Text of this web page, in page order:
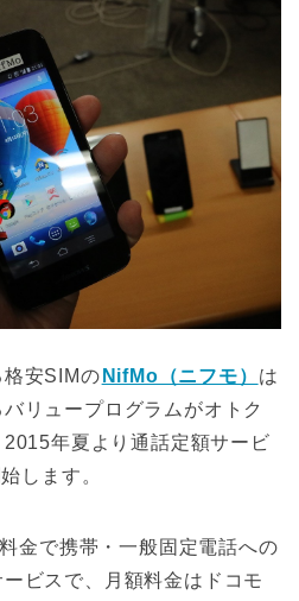
安SIMの NifMo（ニフモ） は
リュープログラムがオトク
年夏より通話定額サービ
します。
金で携帯・一般固定電話への
ビスで、月額料金はドコモ